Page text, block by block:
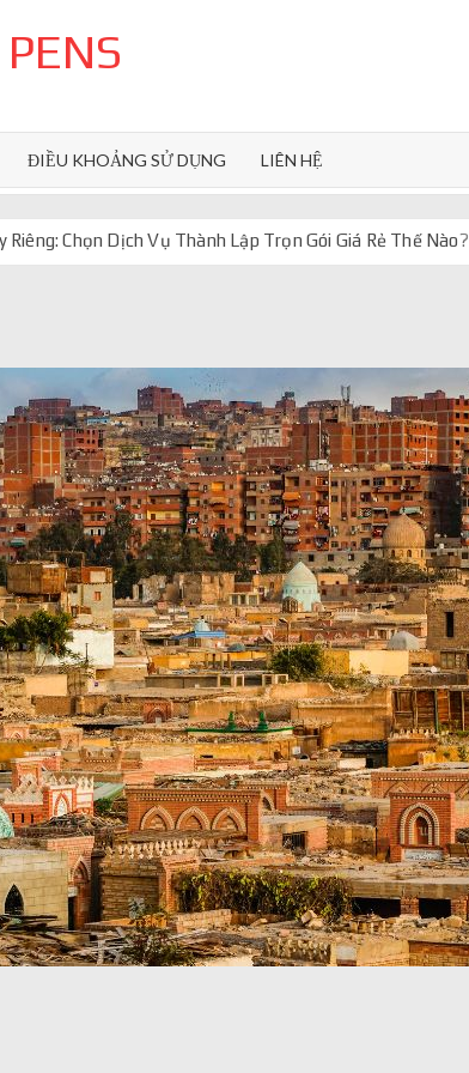
ĐIỀU KHOẢNG SỬ DỤNG LIÊN HỆ
Chọn Dịch Vụ Thành Lập Trọn Gói Giá Rẻ Thế Nào?
và AI agent
web phản hồi 24/7
thống ra sao